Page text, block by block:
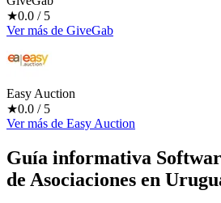
★0.0 / 5
Ver más de GiveGab
Easy Auction
★0.0 / 5
Ver más de Easy Auction
Guía informativa
de Asociaciones en